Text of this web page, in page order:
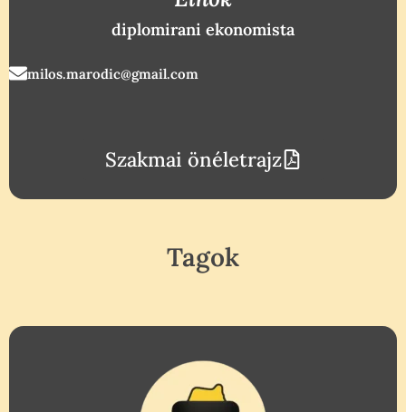
diplomirani ekonomista
milos.marodic@gmail.com
Szakmai önéletrajz
Tagok